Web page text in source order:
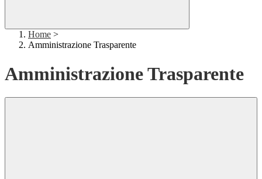
Home >
Amministrazione Trasparente
Amministrazione Trasparente